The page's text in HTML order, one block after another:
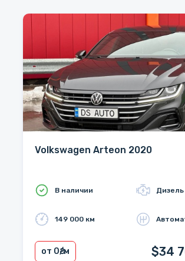
Volkswagen Arteon 2020
В наличии Дизель
149 000 км
от 0₴/м $34